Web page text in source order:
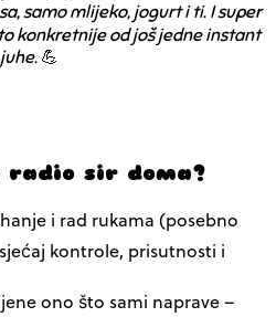
samomlijeko, jogurt i ti. I super
konkretnije od još jedne instant
juhe. 💪
radio sir doma?
i rad rukama (posebno
kontrole, prisutnosti i
ono što sami naprave –